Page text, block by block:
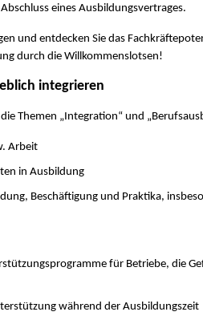
eines Ausbildungsvertrages.
und entdecken Sie das
durch die Willkommenslotsen!
integrieren
Themen „Integration“ und
Arbeit
in Ausbildung
Beschäftigung und Praktika,
für Betriebe, die
während der Ausbildungszeit